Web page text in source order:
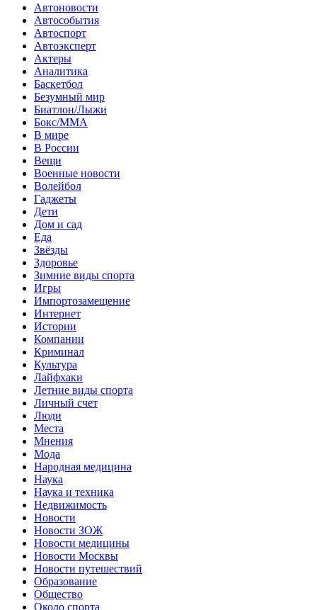
Автоновости
Автособытия
Автоспорт
Автоэксперт
Актеры
Аналитика
Баскетбол
Безумный мир
Биатлон/Лыжи
Бокс/MMA
В мире
В России
Вещи
Военные новости
Волейбол
Гаджеты
Дети
Дом и сад
Еда
Звёзды
Здоровье
Зимние виды спорта
Игры
Импортозамещение
Интернет
Истории
Компании
Криминал
Культура
Лайфхаки
Летние виды спорта
Личный счет
Люди
Места
Мнения
Мода
Народная медицина
Наука
Наука и техника
Недвижимость
Новости
Новости ЗОЖ
Новости медицины
Новости Москвы
Новости путешествий
Образование
Общество
Около спорта